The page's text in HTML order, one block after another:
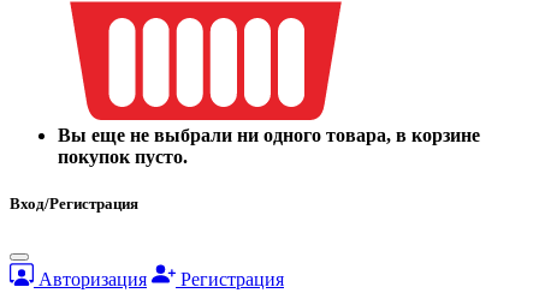
Вы еще не выбрали ни одного товара, в корзине
покупок пусто.
Вход/Регистрация
Авторизация Регистрация